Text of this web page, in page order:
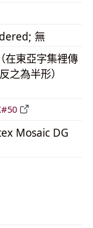
無
在東亞字集裡傳
之為半形）
Mosaic DG